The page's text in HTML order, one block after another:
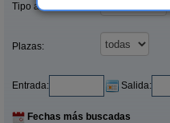
Tipo alquiler:
Plazas:
Entrada: Salida:
Fechas más buscadas